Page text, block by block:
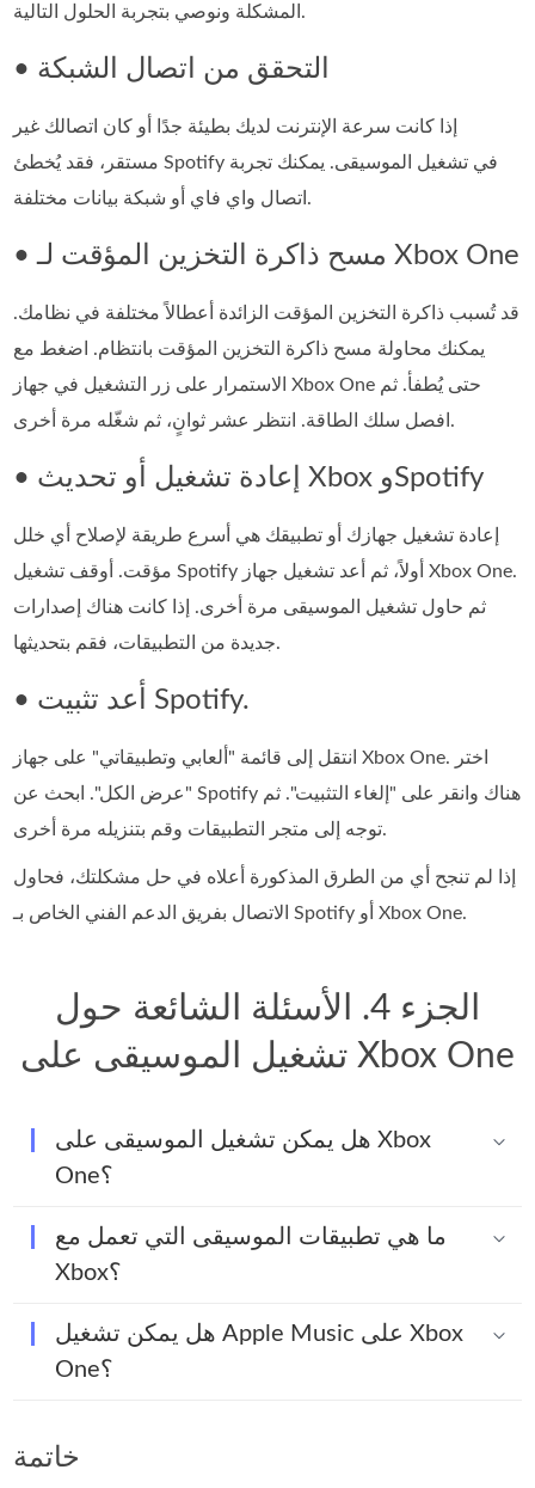
المشكلة ونوصي بتجربة الحلول التالية.
• التحقق من اتصال الشبكة
إذا كانت سرعة الإنترنت لديك بطيئة جدًا أو كان اتصالك غير
مستقر، فقد يُخطئ Spotify في تشغيل الموسيقى. يمكنك تجربة
اتصال واي فاي أو شبكة بيانات مختلفة.
• مسح ذاكرة التخزين المؤقت لـ Xbox One
قد تُسبب ذاكرة التخزين المؤقت الزائدة أعطالاً مختلفة في نظامك.
يمكنك محاولة مسح ذاكرة التخزين المؤقت بانتظام. اضغط مع
الاستمرار على زر التشغيل في جهاز Xbox One حتى يُطفأ. ثم
افصل سلك الطاقة. انتظر عشر ثوانٍ، ثم شغّله مرة أخرى.
• إعادة تشغيل أو تحديث Xbox وSpotify
إعادة تشغيل جهازك أو تطبيقك هي أسرع طريقة لإصلاح أي خلل
مؤقت. أوقف تشغيل Spotify أولاً، ثم أعد تشغيل جهاز Xbox One.
ثم حاول تشغيل الموسيقى مرة أخرى. إذا كانت هناك إصدارات
جديدة من التطبيقات، فقم بتحديثها.
• أعد تثبيت Spotify.
انتقل إلى قائمة "ألعابي وتطبيقاتي" على جهاز Xbox One. اختر
"عرض الكل". ابحث عن Spotify هناك وانقر على "إلغاء التثبيت". ثم
توجه إلى متجر التطبيقات وقم بتنزيله مرة أخرى.
إذا لم تنجح أي من الطرق المذكورة أعلاه في حل مشكلتك، فحاول
الاتصال بفريق الدعم الفني الخاص بـ Spotify أو Xbox One.
الجزء 4. الأسئلة الشائعة حول
تشغيل الموسيقى على Xbox One
هل يمكن تشغيل الموسيقى على Xbox
One؟
ما هي تطبيقات الموسيقى التي تعمل مع
Xbox؟
هل يمكن تشغيل Apple Music على Xbox
One؟
خاتمة